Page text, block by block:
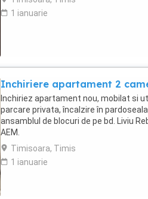
1 ianuarie
Inchiriere apartament 2
Inchiriez apartament nou, mobilat si
parcare privata, încalzire în
ansamblul de blocuri de pe bd. Liviu
AEM.
Timisoara, Timis
1 ianuarie